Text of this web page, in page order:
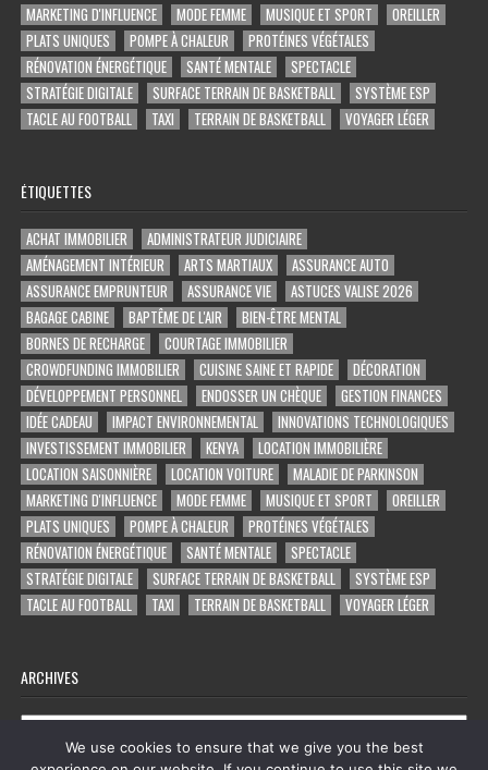
MARKETING D'INFLUENCE
MODE FEMME MUSIQUE ET SPORT
OREILLER
PLATS UNIQUES
POMPE À CHALEUR
PROTÉINES VÉGÉTALES
RÉNOVATION ÉNERGÉTIQUE
SANTÉ MENTALE
SPECTACLE
STRATÉGIE DIGITALE
SURFACE TERRAIN DE BASKETBALL
SYSTÈME ESP
TACLE AU FOOTBALL
TAXI TERRAIN DE BASKETBALL VOYAGER LÉGER
ÉTIQUETTES
ACHAT IMMOBILIER
ADMINISTRATEUR JUDICIAIRE
AMÉNAGEMENT INTÉRIEUR
ARTS MARTIAUX
ASSURANCE AUTO
ASSURANCE EMPRUNTEUR
ASSURANCE VIE
ASTUCES VALISE 2026
BAGAGE CABINE
BAPTÊME DE L'AIR
BIEN-ÊTRE MENTAL
BORNES DE RECHARGE
COURTAGE IMMOBILIER
CROWDFUNDING IMMOBILIER
CUISINE SAINE ET RAPIDE
DÉCORATION
DÉVELOPPEMENT PERSONNEL
ENDOSSER UN CHÈQUE
GESTION FINANCES
IDÉE CADEAU
IMPACT ENVIRONNEMENTAL
INNOVATIONS TECHNOLOGIQUES
INVESTISSEMENT IMMOBILIER
KENYA
LOCATION IMMOBILIÈRE
LOCATION SAISONNIÈRE
LOCATION VOITURE
MALADIE DE PARKINSON
MARKETING D'INFLUENCE
MODE FEMME MUSIQUE ET SPORT
OREILLER
PLATS UNIQUES
POMPE À CHALEUR
PROTÉINES VÉGÉTALES
RÉNOVATION ÉNERGÉTIQUE
SANTÉ MENTALE
SPECTACLE
STRATÉGIE DIGITALE
SURFACE TERRAIN DE BASKETBALL
SYSTÈME ESP
TACLE AU FOOTBALL
TAXI TERRAIN DE BASKETBALL VOYAGER LÉGER
ARCHIVES
Archives
We use cookies to ensure that we give you the best